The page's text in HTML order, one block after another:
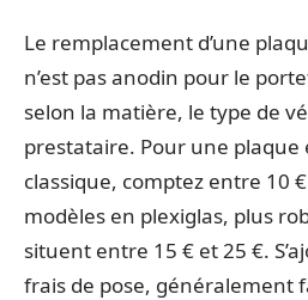
Le remplacement d’une
n’est pas anodin pour le
selon la matière, le type de
prestataire. Pour une
classique, comptez entre 10
modèles en plexiglas, plus
situent entre 15 € et 25 €.
frais de pose, généralement